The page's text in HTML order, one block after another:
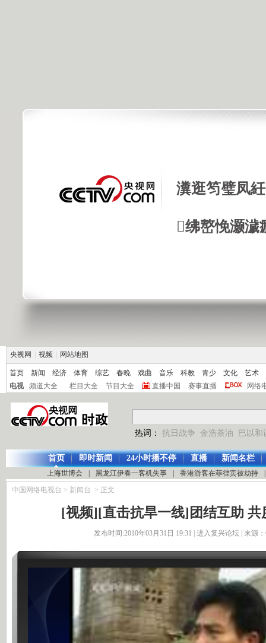
瀵逛笉璧凤
绋嶅悗灏
央视网 视频 网站地图
首页 新闻 经济 体育 综艺 春晚 戏曲 音乐 科教 青少 文化
艺术
电视
频道大全 栏目大全 节目大全 直播中国 赛事直播 网络
热词： 抗日战争 金浩茶油 巴以和
首页
上海世博会 黑龙江伊春一客机失事 香港游客在菲律宾被劫持
即时新闻 24小时播不停 直播 新闻名栏
中国网络电视台 > 新闻台 > 正文
[视频][直击抗旱一线]团结互助 共
发布时间:2010年03月31日 19:31 | 进入复兴论坛| 来源：